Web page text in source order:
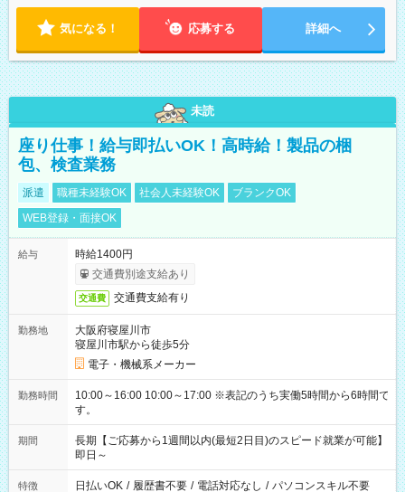
気になる！ 応募する 詳細へ
未読
座り仕事！給与即払いOK！高時給！製品の梱
包、検査業務
派遣 職種未経験OK 社会人未経験OK
ブランクOK
WEB登録・面接OK
給与
時給1400円
交通費別途支給あり
交通費 交通費支給有り
勤務地
大阪府寝屋川市
寝屋川市駅から徒歩5分
電子・機械系メーカー
勤務時間
10:00～16:00 10:00～17:00 ※表記のうち実働5時間から6時間で
す。
期間
長期【ご応募から1週間以内(最短2日目)のスピード就業が可能】
即日～
特徴 日払いOK / 履歴書不要 / 電話対応なし / パソコンスキル不要